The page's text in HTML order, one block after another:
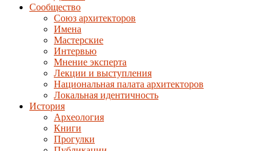
Сообщество
Союз архитекторов
Имена
Мастерские
Интервью
Мнение эксперта
Лекции и выступления
Национальная палата архитекторов
Локальная идентичность
История
Археология
Книги
Прогулки